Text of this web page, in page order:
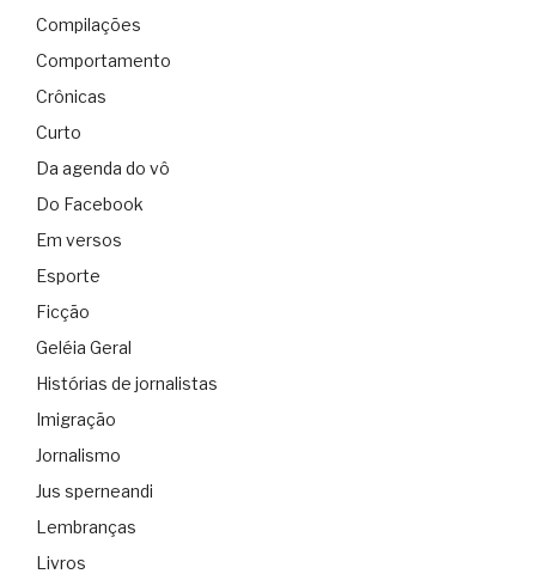
Compilações
Comportamento
Crônicas
Curto
Da agenda do vô
Do Facebook
Em versos
Esporte
Ficção
Geléia Geral
Histórias de jornalistas
Imigração
Jornalismo
Jus sperneandi
Lembranças
Livros